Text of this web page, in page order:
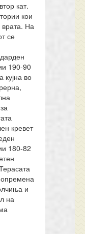
кат.
кои
врата. На
се
190-90
во
кревет
180-82
и
на